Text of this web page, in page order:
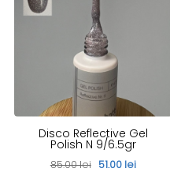
Disco Reflective Gel
Polish N 9/6.5gr
85.00 lei 51.00 lei